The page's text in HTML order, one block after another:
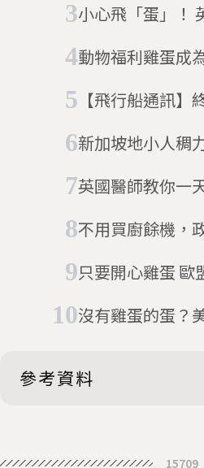
小心飛「蛋」！ 英國舉辦世界丟雞蛋
動物福利雞蛋成
【飛行船通訊】
球
新加坡地小人稠
英國醫師教你一
不用買廚餘機，
蛋與剩食危機
只要開心雞蛋 歐
沒有雞蛋的蛋？
參考資料
15709